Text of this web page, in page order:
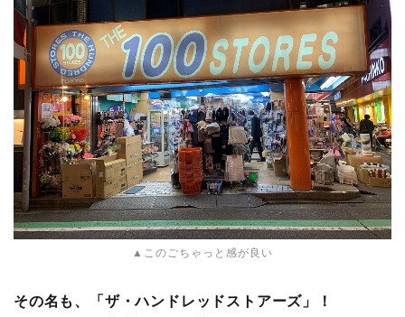
▲このごちゃっと感が良い
その名も、「ザ・ハンドレッドストアーズ」！